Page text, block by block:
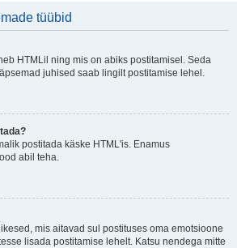
tüübid
HTMLil ning mis on abiks postitamisel. Seda
juhised saab lingilt postitamise lehel.
postitada käske HTML'is. Enamus
abil teha.
mis aitavad sul postituses oma emotsioone
lisada postitamise lehelt. Katsu nendega mitte